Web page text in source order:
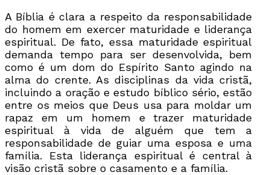
A Bíblia é clara a respeito da responsabilidade
do homem em exercer maturidade e liderança
espiritual. De fato, essa maturidade espiritual
demanda tempo para ser desenvolvida, bem
como é um dom do Espírito Santo agindo na
alma do crente. As disciplinas da vida cristã,
incluindo a oração e estudo bíblico sério, estão
entre os meios que Deus usa para moldar um
rapaz em um homem e trazer maturidade
espiritual à vida de alguém que tem a
responsabilidade de guiar uma esposa e uma
família. Esta liderança espiritual é central à
visão cristã sobre o casamento e a família.